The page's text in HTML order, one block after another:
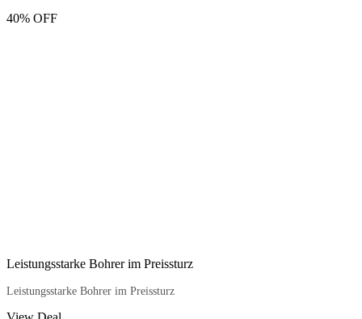
40% OFF
Leistungsstarke Bohrer im Preissturz
Leistungsstarke Bohrer im Preissturz